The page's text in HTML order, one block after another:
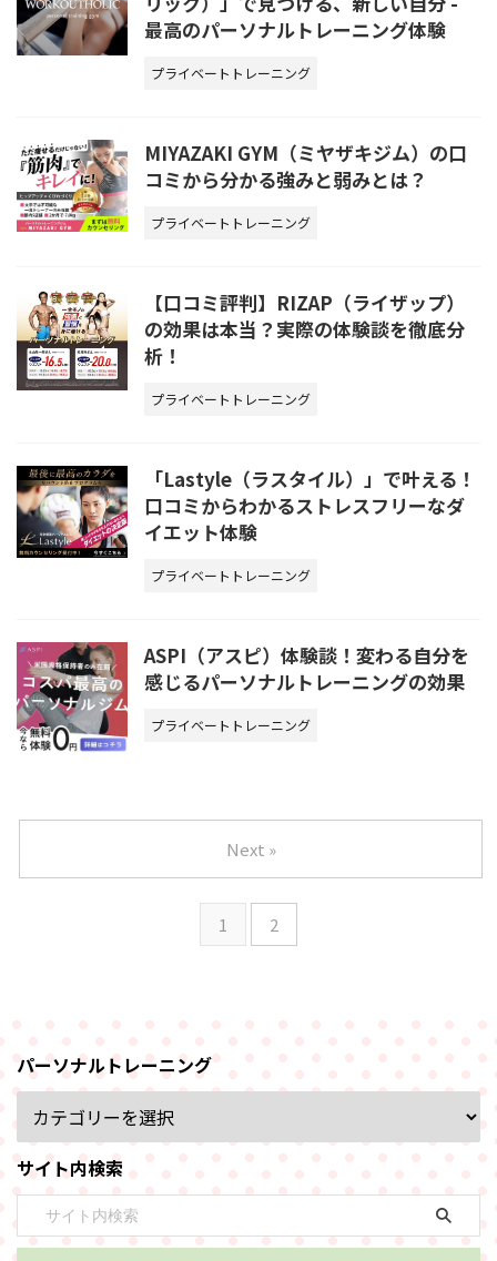
最高のパーソナルトレーニング体験
プライベートトレーニング
MIYAZAKI GYM（ミヤザキジム）の口
コミから分かる強みと弱みとは？
プライベートトレーニング
【口コミ評判】RIZAP（ライザップ）
の効果は本当？実際の体験談を徹底分
析！
プライベートトレーニング
「Lastyle（ラスタイル）」で叶える！
口コミからわかるストレスフリーなダ
イエット体験
プライベートトレーニング
ASPI（アスピ）体験談！変わる自分を
感じるパーソナルトレーニングの効果
プライベートトレーニング
1 2
Next »
パーソナルトレーニング
サイト内検索